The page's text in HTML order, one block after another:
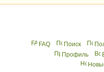
FAQ Поиск
Профиль